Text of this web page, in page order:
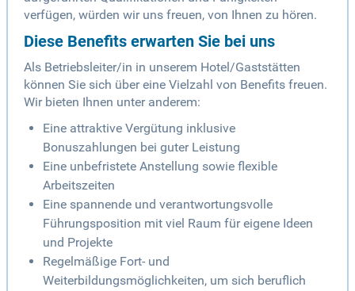
verfügen, würden wir uns freuen, von Ihnen zu hören.
Diese Benefits erwarten Sie bei uns
Als Betriebsleiter/in in unserem Hotel/Gaststätten
können Sie sich über eine Vielzahl von Benefits freuen.
Wir bieten Ihnen unter anderem:
Eine attraktive Vergütung inklusive
Bonuszahlungen bei guter Leistung
Eine unbefristete Anstellung sowie flexible
Arbeitszeiten
Eine spannende und verantwortungsvolle
Führungsposition mit viel Raum für eigene Ideen
und Projekte
Regelmäßige Fort- und
Weiterbildungsmöglichkeiten, um sich beruflich